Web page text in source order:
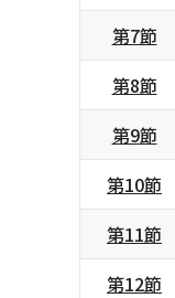
第7節
第8節
第9節
第10節
第11節
第12節